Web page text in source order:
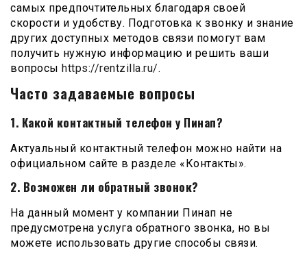
самых предпочтительных благодаря своей
скорости и удобству. Подготовка к звонку и знание
других доступных методов связи помогут вам
получить нужную информацию и решить ваши
вопросы https://rentzilla.ru/.
Часто задаваемые вопросы
1. Какой контактный телефон у Пинап?
Актуальный контактный телефон можно найти на
официальном сайте в разделе «Контакты».
2. Возможен ли обратный звонок?
На данный момент у компании Пинап не
предусмотрена услуга обратного звонка, но вы
можете использовать другие способы связи.